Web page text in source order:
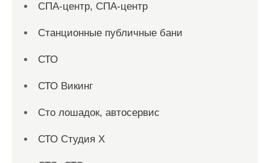
СПА-центр, СПА-центр
Станционные публичные бани
СТО
СТО Викинг
Сто лошадок, автосервис
СТО Студия Х